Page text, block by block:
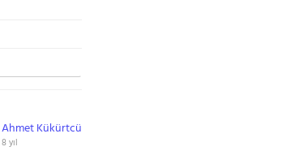
Ahmet Kükürtcü
8 yıl